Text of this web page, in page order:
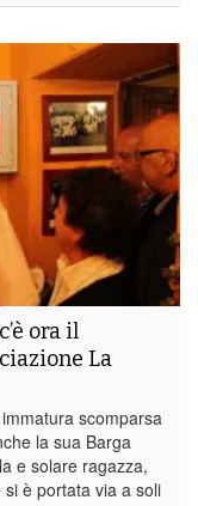
ora il
La
scomparsa
la sua Barga
e solare ragazza,
è portata via a soli